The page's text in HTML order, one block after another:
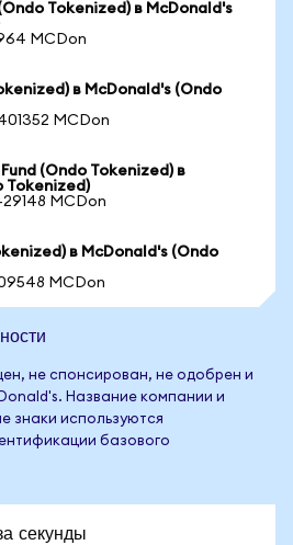
Tokenized) в McDonald's
MCDon
в McDonald's (Ondo
MCDon
(Ondo Tokenized) в
Tokenized)
MCDon
в McDonald's (Ondo
MCDon
не спонсирован, не одобрен и
Название компании и
знаки используются
базового
секунды